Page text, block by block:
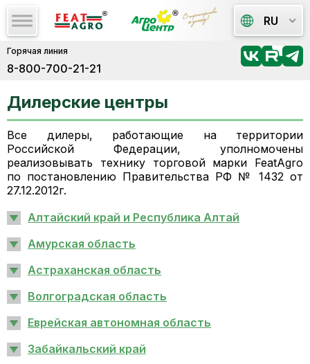
RU
Горячая линия
8-800-700-21-21
Дилерские центры
Все дилеры, работающие на территории
Российской Федерации, уполномочены
реализовывать технику торговой марки FeatAgro
по постановлению Правительства РФ № 1432 от
27.12.2012г.
Алтайский край и Республика Алтай
Амурская область
Астраханская область
Волгоградская область
Еврейская автономная область
Забайкальский край